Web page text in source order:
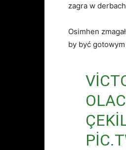
zagra w
Osimhen
by być